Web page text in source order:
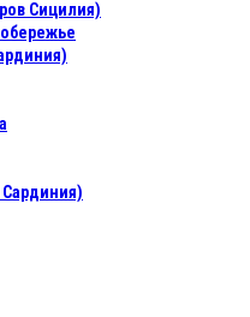
Сицилия)
Сардиния)